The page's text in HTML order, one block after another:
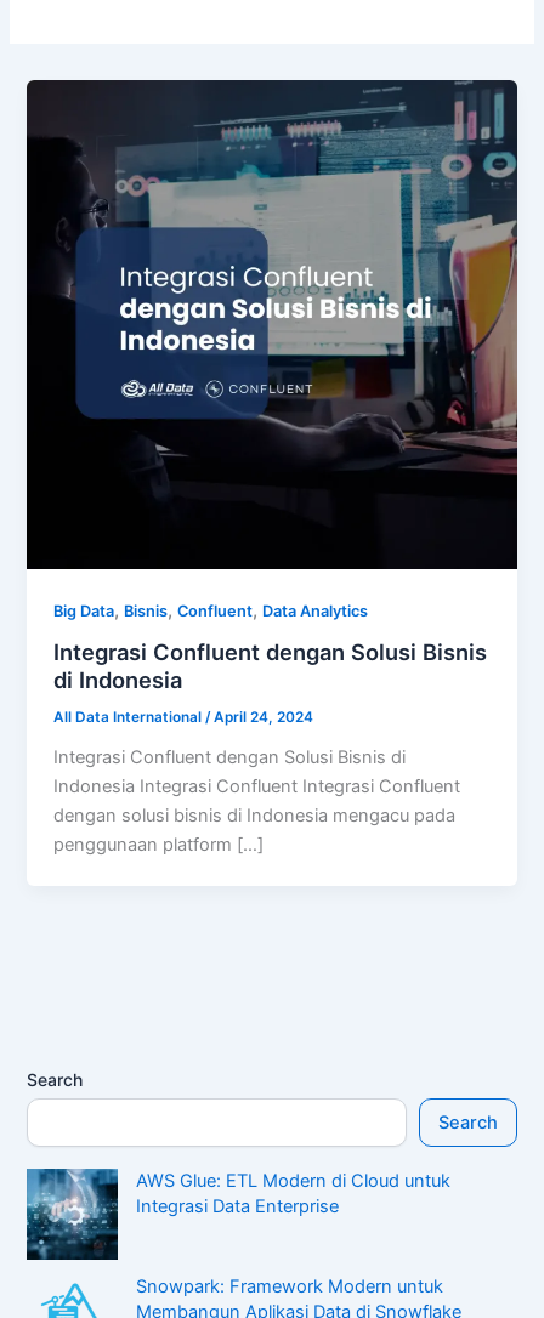
Big Data, Bisnis,Confluent, Data Analytics
Integrasi Confluent dengan Solusi Bisnis
di Indonesia
All Data International/April 24, 2024
Integrasi Confluent dengan Solusi Bisnis di
Indonesia Integrasi Confluent Integrasi Confluent
dengan solusi bisnis di Indonesia mengacu pada
penggunaan platform […]
Search
Search
AWS Glue: ETL Modern di Cloud untuk
Integrasi Data Enterprise
Snowpark: Framework Modern untuk
Membangun Aplikasi Data di Snowflake